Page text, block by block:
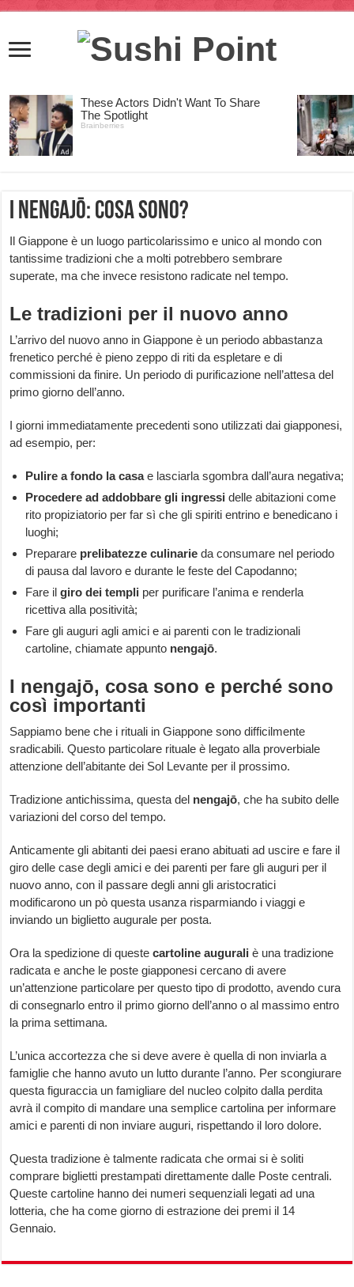
I nengajō: cosa sono?
Il Giappone è un luogo particolarissimo e unico al mondo con
tantissime tradizioni che a molti potrebbero sembrare
superate, ma che invece resistono radicate nel tempo.
Le tradizioni per il nuovo anno
L’arrivo del nuovo anno in Giappone è un periodo abbastanza
frenetico perché è pieno zeppo di riti da espletare e di
commissioni da finire. Un periodo di purificazione nell’attesa del
primo giorno dell’anno.
I giorni immediatamente precedenti sono utilizzati dai giapponesi,
ad esempio, per:
Pulire a fondo la casae lasciarla sgombra dall’aura negativa;
Procedere ad addobbare gli ingressi delle abitazioni come
rito propiziatorio per far sì che gli spiriti entrino e benedicano i
luoghi;
Preparare prelibatezze culinarie da consumare nel periodo
di pausa dal lavoro e durante le feste del Capodanno;
Fare ilgiro dei templi per purificare l’anima e renderla
ricettiva alla positività;
Fare gli auguri agli amici e ai parenti con le tradizionali
cartoline, chiamate appunto nengajō.
I nengajō, cosa sono e perché sono
così importanti
Sappiamo bene che i rituali in Giappone sono difficilmente
sradicabili. Questo particolare rituale è legato alla proverbiale
attenzione dell’abitante dei Sol Levante per il prossimo.
Tradizione antichissima, questa del nengajō, che ha subito delle
variazioni del corso del tempo.
Anticamente gli abitanti dei paesi erano abituati ad uscire e fare il
giro delle case degli amici e dei parenti per fare gli auguri per il
nuovo anno, con il passare degli anni gli aristocratici
modificarono un pò questa usanza risparmiando i viaggi e
inviando un biglietto augurale per posta.
Ora la spedizione di questecartoline auguraliè una tradizione
radicata e anche le poste giapponesi cercano di avere
un’attenzione particolare per questo tipo di prodotto, avendo cura
di consegnarlo entro il primo giorno dell’anno o al massimo entro
la prima settimana.
L’unica accortezza che si deve avere è quella di non inviarla a
famiglie che hanno avuto un lutto durante l’anno. Per scongiurare
questa figuraccia un famigliare del nucleo colpito dalla perdita
avrà il compito di mandare una semplice cartolina per informare
amici e parenti di non inviare auguri, rispettando il loro dolore.
Questa tradizione è talmente radicata che ormai si è soliti
comprare biglietti prestampati direttamente dalle Poste centrali.
Queste cartoline hanno dei numeri sequenziali legati ad una
lotteria, che ha come giorno di estrazione dei premi il 14
Gennaio.